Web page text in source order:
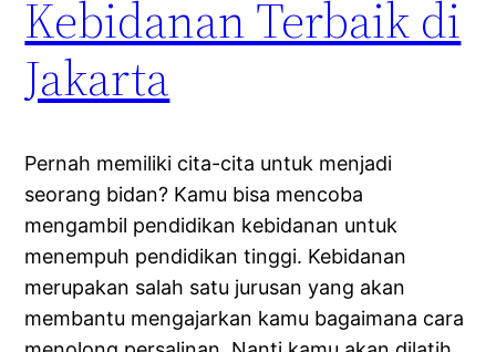
Kebidanan Terbaik di
Jakarta
Pernah memiliki cita-cita untuk menjadi
seorang bidan? Kamu bisa mencoba
mengambil pendidikan kebidanan untuk
menempuh pendidikan tinggi. Kebidanan
merupakan salah satu jurusan yang akan
membantu mengajarkan kamu bagaimana cara